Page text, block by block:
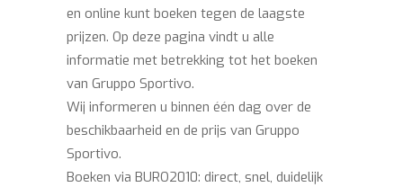
en online kunt boeken tegen de laagste
prijzen. Op deze pagina vindt u alle
informatie met betrekking tot het boeken
van Gruppo Sportivo.
Wij informeren u binnen één dag over de
beschikbaarheid en de prijs van Gruppo
Sportivo.
Boeken via BURO2010: direct, snel, duidelijk